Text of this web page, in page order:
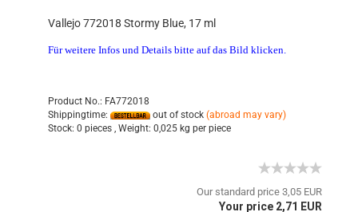
Vallejo 772018 Stormy Blue, 17 ml
Für weitere Infos und Details bitte auf das Bild klicken.
Product No.: FA772018
Shippingtime:
out of stock (abroad may vary)
Stock: 0 pieces , Weight: 0,025 kg per piece
Our standard price 3,05 EUR
Your price 2,71 EUR